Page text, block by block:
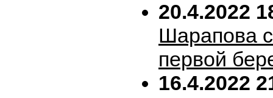
20.4.2022
Шарапова
первой
16.4.2022